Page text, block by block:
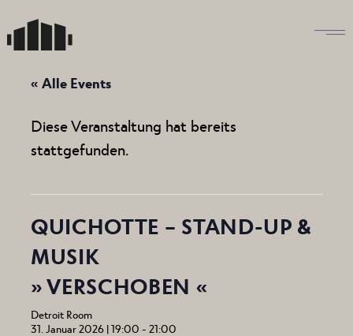
to
the
« Alle Events
Diese Veranstaltung hat bereits
stattgefunden.
QUICHOTTE – STAND-UP &
MUSIK
» VERSCHOBEN «
Detroit Room
31. Januar 2026 | 19:00 -21:00